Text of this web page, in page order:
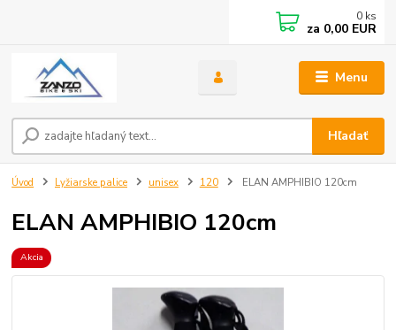
Menu
Hľadať
0 ks
za 0,00 EUR
Úvod Lyžiarske palice unisex 120 ELAN AMPHIBIO 120cm
ELAN AMPHIBIO 120cm
Akcia